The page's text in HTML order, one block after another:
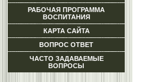
РАБОЧАЯ ПРОГРАММА
ВОСПИТАНИЯ
КАРТА САЙТА
ВОПРОС ОТВЕТ
ЧАСТО ЗАДАВАЕМЫЕ
ВОПРОСЫ